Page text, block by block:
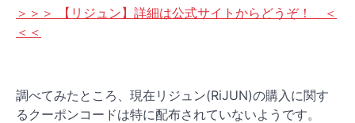
＞＞＞ 【リジュン】詳細は公式サイトからどうぞ！ ＜
＜＜
調べてみたところ、現在リジュン(RiJUN)の購入に関す
るクーポンコードは特に配布されていないようです。